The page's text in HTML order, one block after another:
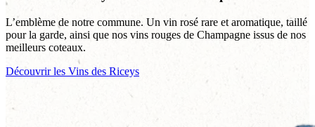
L’emblème de notre commune. Un vin rosé rare et aromatique, taillé
pour la garde, ainsi que nos vins rouges de Champagne issus de nos
meilleurs coteaux.
Découvrir les Vins des Riceys